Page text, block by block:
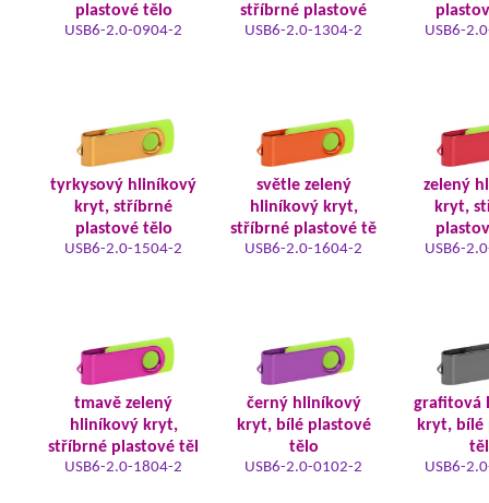
plastové tělo
USB6-2.0-0904-2
stříbrné plastové
USB6-2.0-1304-2 USB6-
tyrkysový hliníkový
kryt, stříbrné
plastové tělo
USB6-2.0-1504-2
světle zelený
hliníkový kryt,
stříbrné plastové tě
USB6-2.0-1604-2
zelený
kryt,
USB6-
tmavě zelený
hliníkový kryt,
stříbrné plastové těl
USB6-2.0-1804-2
černý hliníkový
kryt, bílé plastové
tělo
USB6-2.0-0102-2
grafitová
kryt, bílé
USB6-